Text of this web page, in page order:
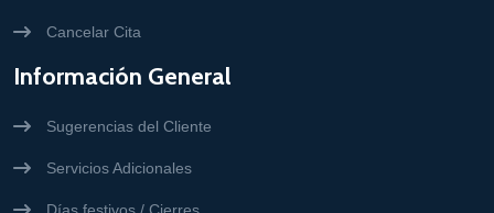
Cancelar Cita
Información General
Sugerencias del Cliente
Servicios Adicionales